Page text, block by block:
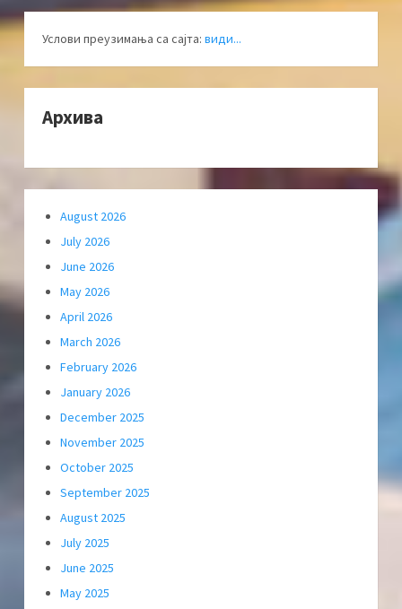
Услови преузимања са сајта: види...
Архива
August 2026
July 2026
June 2026
May 2026
April 2026
March 2026
February 2026
January 2026
December 2025
November 2025
October 2025
September 2025
August 2025
July 2025
June 2025
May 2025